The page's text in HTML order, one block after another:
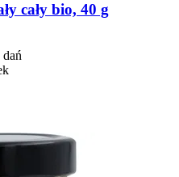
cały bio, 40 g